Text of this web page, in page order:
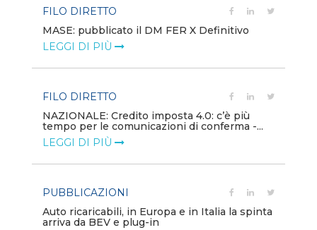
FILO DIRETTO
MASE: pubblicato il DM FER X Definitivo
LEGGI DI PIÙ
FILO DIRETTO
NAZIONALE: Credito imposta 4.0: c’è più
tempo per le comunicazioni di conferma -...
LEGGI DI PIÙ
PUBBLICAZIONI
Auto ricaricabili, in Europa e in Italia la spinta
arriva da BEV e plug-in